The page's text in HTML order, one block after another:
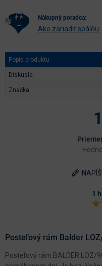
nákupný poradca:
Ako zariadiť spálňu
Popis produktu
Diskusia
Značka
1
Posteľový rám Balder
Posteľový rám BALDER LOZ/